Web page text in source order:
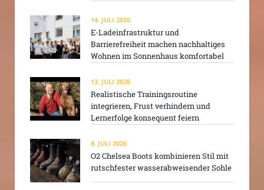
14. JULI 2026
E-Ladeinfrastruktur und
Barrierefreiheit machen nachhaltiges
Wohnen im Sonnenhaus komfortabel
13. JULI 2026
Realistische Trainingsroutine
integrieren, Frust verhindern und
Lernerfolge konsequent feiern
8. JULI 2026
O2 Chelsea Boots kombinieren Stil mit
rutschfester wasserabweisender Sohle